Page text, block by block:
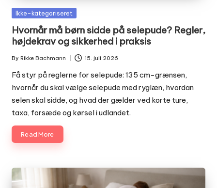
Posted
Ikke-kategoriseret
Hvornår må børn sidde på selepude? Regler,
højdekrav og sikkerhed i praksis
Posted
by
By Rikke Bachmann 15. juli 2026
Få styr på reglerne for selepude: 135 cm-grænsen,
hvornår du skal vælge selepude med ryglæn, hvordan
selen skal sidde, og hvad der gælder ved korte ture,
taxa, forsæde og kørsel i udlandet.
Read More